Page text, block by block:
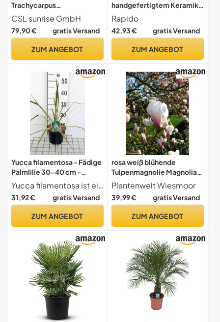
Trachycarpus
Fortunei/Wagnerianus bis
160 cm. Frosthart bis - 18
Grad Celsius
CSL sunrise GmbH
79,90 € gratis Versand
ZUM ANGEBOT
handgefertigtem Keramik-
Blumentopf "Cresto Rot" -
2 Pflanzen und 2 Dekotöpfe
Rapido
42,93 € gratis Versand
ZUM ANGEBOT
Yucca filamentosa - Fädige
Palmlilie 30-40 cm -
Container
Yucca filamentosa ist eine robuste, immergrne Pflanze mit dramatischem Auss
31,92 € gratis Versand
ZUM ANGEBOT
rosa weiß blühende
Tulpenmagnolie Magnolia
soulangiana 80-100 cm
hoch 5 L
Plantenwelt Wiesmoor
39,99 € gratis Versand
ZUM ANGEBOT